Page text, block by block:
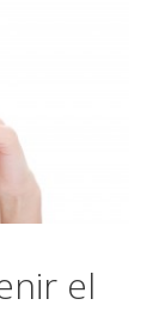
el